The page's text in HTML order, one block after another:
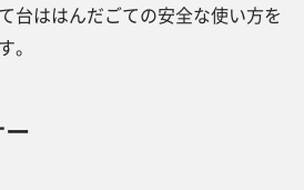
台ははんだごての安全な使い方を
。